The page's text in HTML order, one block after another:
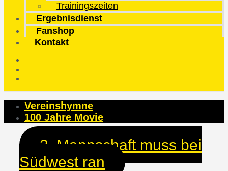
Trainingszeiten
Ergebnisdienst
Fanshop
Kontakt
Vereinshymne
100 Jahre Movie
2. Mannschaft muss bei
Südwest ran